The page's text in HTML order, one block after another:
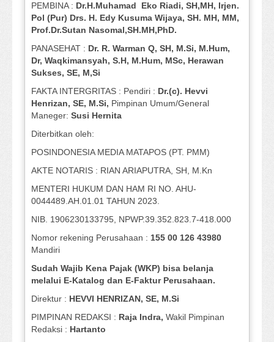
PEMBINA : Dr.H.Muhamad Eko Riadi, SH,MH, Irjen.
Pol (Pur) Drs. H. Edy Kusuma Wijaya, SH. MH, MM,
Prof.Dr.Sutan Nasomal,SH.MH,PhD.
PANASEHAT : Dr. R. Warman Q, SH, M.Si, M.Hum,
Dr, Waqkimansyah, S.H, M.Hum, MSc, Herawan
Sukses, SE, M,Si
FAKTA INTERGRITAS : Pendiri : Dr.(c). Hevvi
Henrizan, SE, M.Si, Pimpinan Umum/General
Maneger: Susi Hernita
Diterbitkan oleh:
POSINDONESIA MEDIA MATAPOS (PT. PMM)
AKTE NOTARIS : RIAN ARIAPUTRA, SH, M.Kn
MENTERI HUKUM DAN HAM RI NO. AHU-
0044489.AH.01.01 TAHUN 2023.
NIB. 1906230133795, NPWP.39.352.823.7-418.000
Nomor rekening Perusahaan : 155 00 126 43980
Mandiri
Sudah Wajib Kena Pajak (WKP) bisa belanja
melalui E-Katalog dan E-Faktur Perusahaan.
Direktur : HEVVI HENRIZAN, SE, M.Si
PIMPINAN REDAKSI : Raja Indra, Wakil Pimpinan
Redaksi : Hartanto